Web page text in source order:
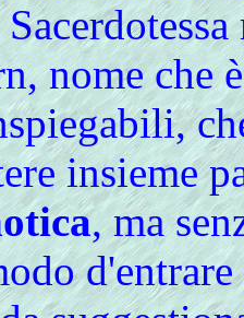
nome che
insieme
, ma